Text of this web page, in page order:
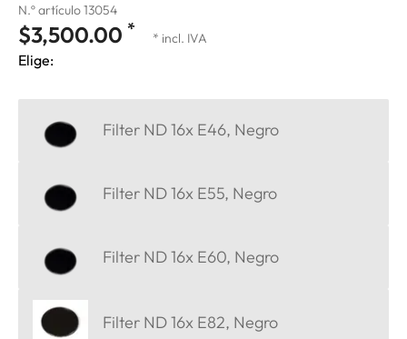
N.º artículo 13054
$3,500.00 * * incl. IVA
Elige:
Filter ND 16x E46, Negro
Filter ND 16x E55, Negro
Filter ND 16x E60, Negro
Filter ND 16x E82, Negro